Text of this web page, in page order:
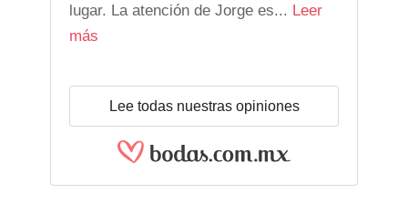
lugar. La atención de Jorge es... Leer
más
Lee todas nuestras opiniones